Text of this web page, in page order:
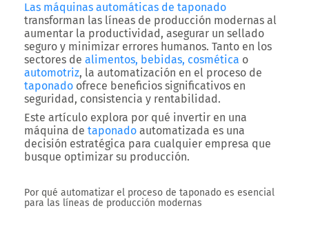
Las máquinas automáticas de taponado
transforman las líneas de producción modernas al
aumentar la productividad, asegurar un sellado
seguro y minimizar errores humanos. Tanto en los
sectores de alimentos, bebidas, cosmética o
automotriz, la automatización en el proceso de
taponado ofrece beneficios significativos en
seguridad, consistencia y rentabilidad.
Este artículo explora por qué invertir en una
máquina de taponado automatizada es una
decisión estratégica para cualquier empresa que
busque optimizar su producción.
Por qué automatizar el proceso de taponado es esencial
para las líneas de producción modernas